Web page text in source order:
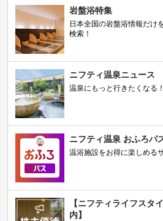
岩盤浴特集
日本全国の岩盤浴情報だけ
検索！
ニフティ温泉ニュース
温泉にもっと行きたくなる
ニフティ温泉 おふろパ
温浴施設をお得に楽しめる
【ニフティライフスタ
内】